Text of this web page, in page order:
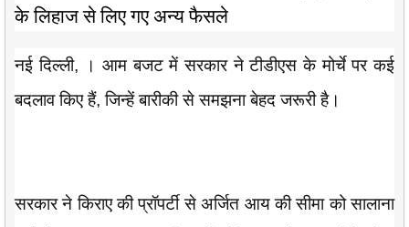
के लिहाज से लिए गए अन्य फैसले
नई दिल्ली, । आम बजट में सरकार ने टीडीएस के मोर्चे पर कई
बदलाव किए हैं, जिन्हें बारीकी से समझना बेहद जरूरी है।
सरकार ने किराए की प्रॉपर्टी से अर्जित आय की सीमा को सालाना